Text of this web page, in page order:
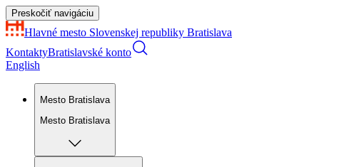
Preskočiť navigáciu
Hlavné mesto Slovenskej republiky Bratislava
KontaktyBratislavské konto
English
Mesto Bratislava
Mesto Bratislava